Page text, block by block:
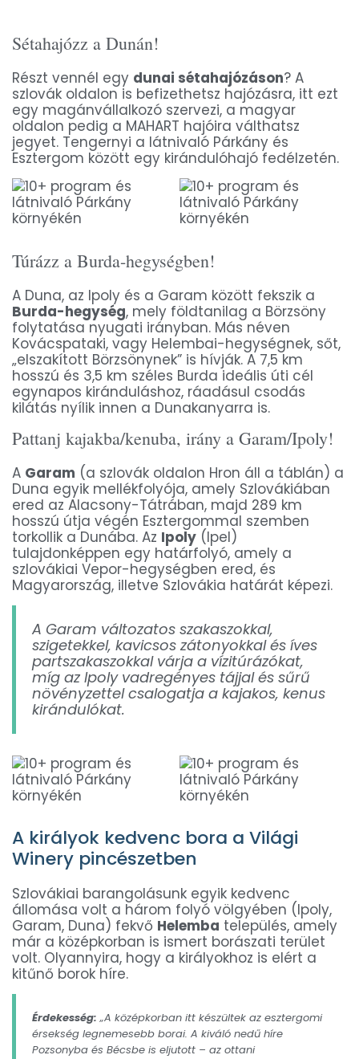
Sétahajózz a Dunán!
Részt vennél egy dunai sétahajózáson? A
szlovák oldalon is befizethetsz hajózásra, itt ezt
egy magánvállalkozó szervezi, a magyar
oldalon pedig a MAHART hajóira válthatsz
jegyet. Tengernyi a látnivaló Párkány és
Esztergom között egy kirándulóhajó fedélzetén.
Túrázz a Burda-hegységben!
A Duna, az Ipoly és a Garam között fekszik a
Burda-hegység, mely földtanilag a Börzsöny
folytatása nyugati irányban. Más néven
Kovácspataki, vagy Helembai-hegységnek, sőt,
„elszakított Börzsönynek” is hívják. A 7,5 km
hosszú és 3,5 km széles Burda ideális úti cél
egynapos kiránduláshoz, ráadásul csodás
kilátás nyílik innen a Dunakanyarra is.
Pattanj kajakba/kenuba, irány a Garam/Ipoly!
A Garam (a szlovák oldalon Hron áll a táblán) a
Duna egyik mellékfolyója, amely Szlovákiában
ered az Alacsony-Tátrában, majd 289 km
hosszú útja végén Esztergommal szemben
torkollik a Dunába. Az Ipoly (Ipel)
tulajdonképpen egy határfolyó, amely a
szlovákiai Vepor-hegységben ered, és
Magyarország, illetve Szlovákia határát képezi.
A Garam változatos szakaszokkal,
szigetekkel, kavicsos zátonyokkal és íves
partszakaszokkal várja a vízitúrázókat,
míg az Ipoly vadregényes tájjal és sűrű
növényzettel csalogatja a kajakos, kenus
kirándulókat.
A királyok kedvenc bora a Világi
Winery pincészetben
Szlovákiai barangolásunk egyik kedvenc
állomása volt a három folyó völgyében (Ipoly,
Garam, Duna) fekvő Helemba település, amely
már a középkorban is ismert borászati terület
volt. Olyannyira, hogy a királyokhoz is elért a
kitűnő borok híre.
Érdekesség: „A középkorban itt készültek az esztergomi
érsekség legnemesebb borai. A kiváló nedű híre
Pozsonyba és Bécsbe is eljutott – az ottani